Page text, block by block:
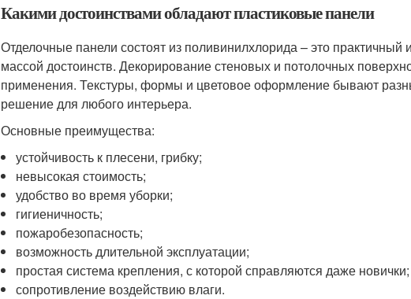
Какими достоинствами обладают пластиковые панели
Отделочные панели состоят из поливинилхлорида – это
массой достоинств. Декорирование стеновых и потолочных
применения. Текстуры, формы и цветовое оформление бывают
решение для любого интерьера.
Основные преимущества:
устойчивость к плесени, грибку;
невысокая стоимость;
удобство во время уборки;
гигиеничность;
пожаробезопасность;
возможность длительной эксплуатации;
простая система крепления, с которой справляются даже новички;
сопротивление воздействию влаги.